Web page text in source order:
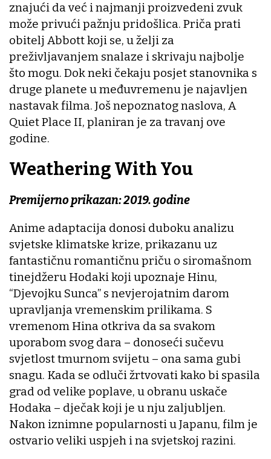
znajući da već i najmanji proizvedeni zvuk
može privući pažnju pridošlica. Priča prati
obitelj Abbott koji se, u želji za
preživljavanjem snalaze i skrivaju najbolje
što mogu. Dok neki čekaju posjet stanovnika s
druge planete u međuvremenu je najavljen
nastavak filma. Još nepoznatog naslova, A
Quiet Place II, planiran je za travanj ove
godine.
Weathering With You
Premijerno prikazan: 2019. godine
Anime adaptacija donosi duboku analizu
svjetske klimatske krize, prikazanu uz
fantastičnu romantičnu priču o siromašnom
tinejdžeru Hodaki koji upoznaje Hinu,
“Djevojku Sunca” s nevjerojatnim darom
upravljanja vremenskim prilikama. S
vremenom Hina otkriva da sa svakom
uporabom svog dara – donoseći sučevu
svjetlost tmurnom svijetu – ona sama gubi
snagu. Kada se odluči žrtvovati kako bi spasila
grad od velike poplave, u obranu uskače
Hodaka – dječak koji je u nju zaljubljen.
Nakon iznimne popularnosti u Japanu, film je
ostvario veliki uspjeh i na svjetskoj razini.